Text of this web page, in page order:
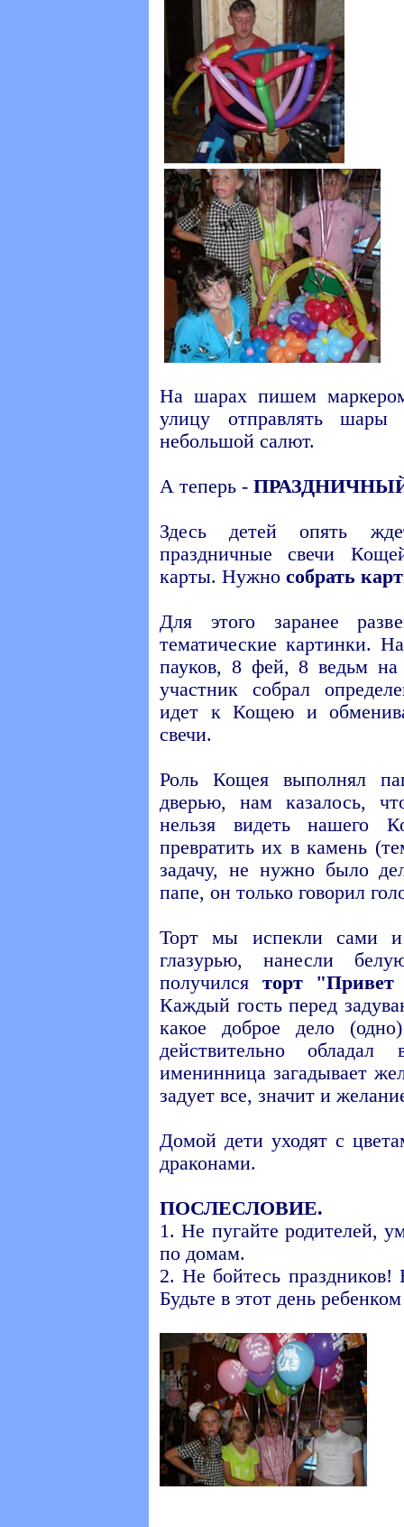
На шарах пишем
улицу отправлять
небольшой салют.
А теперь -
Здесь детей опять
праздничные свечи
карты. Нужно собрать
Для этого заранее
тематические картинки.
пауков, 8 фей, 8 ведьм
участник собрал
идет к Кощею и
свечи.
Роль Кощея выполнял
дверью, нам казалось,
нельзя видеть нашего
превратить их в камень
задачу, не нужно было
папе, он только говорил
Торт мы испекли сами
глазурью, нанесли
получился торт "Привет
Каждый гость перед
какое доброе дело
действительно
именинница загадывает
задует все, значит и
Домой дети уходят с
драконами.
ПОСЛЕСЛОВИЕ.
1. Не пугайте родителей,
по домам.
2. Не бойтесь праздников!
Будьте в этот день